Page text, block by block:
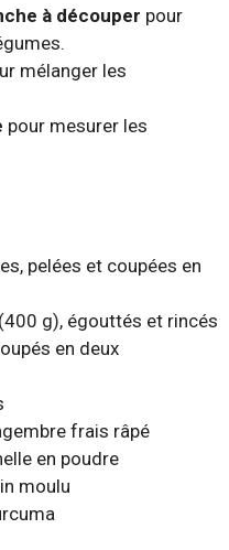
à découper pour
mélanger les
pour mesurer les
pelées et coupées en
g), égouttés et rincés
en deux
frais râpé
en poudre
moulu